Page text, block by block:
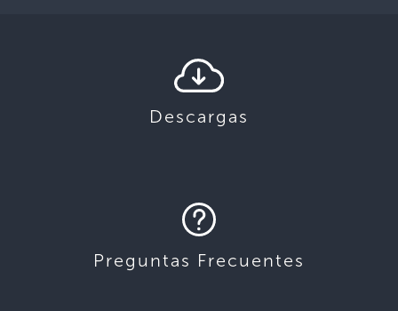
Descargas
Preguntas Frecuentes